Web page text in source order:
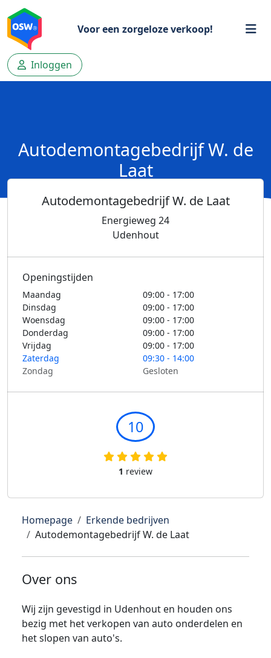
Voor een zorgeloze verkoop!
Inloggen
Autodemontagebedrijf W. de
Laat
Autodemontagebedrijf W. de Laat
Energieweg 24
Udenhout
Openingstijden
Maandag
09:00 - 17:00
Dinsdag
09:00 - 17:00
Woensdag
09:00 - 17:00
Donderdag
09:00 - 17:00
Vrijdag
09:00 - 17:00
Zaterdag
09:30 - 14:00
Zondag
Gesloten
10
1 review
Homepage
Erkende bedrijven
Autodemontagebedrijf W. de Laat
Over ons
Wij zijn gevestigd in Udenhout en houden ons
bezig met het verkopen van auto onderdelen en
het slopen van auto's.